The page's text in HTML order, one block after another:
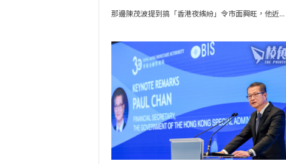
那邊陳茂波提到搞「香港夜繽紛」令市面興旺，他近...